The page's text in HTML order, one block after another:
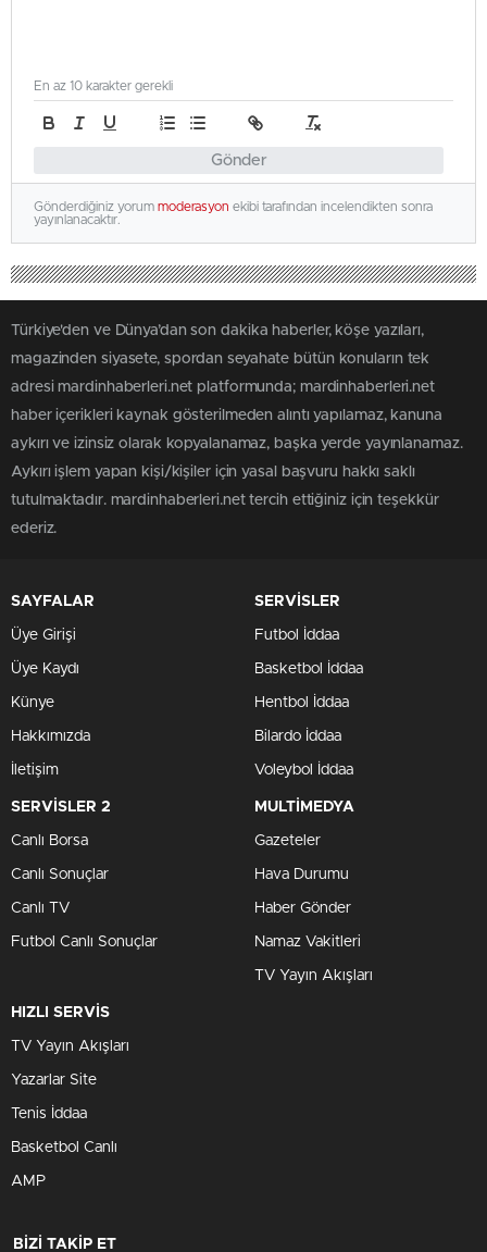
Gönder
En az 10 karakter gerekli
Gönderdiğiniz yorum moderasyon ekibi tarafından incelendikten sonra
yayınlanacaktır.
Türkiye'den ve Dünya’dan son dakika haberler, köşe yazıları,
magazinden siyasete, spordan seyahate bütün konuların tek
adresi mardinhaberleri.net platformunda; mardinhaberleri.net
haber içerikleri kaynak gösterilmeden alıntı yapılamaz, kanuna
aykırı ve izinsiz olarak kopyalanamaz, başka yerde yayınlanamaz.
Aykırı işlem yapan kişi/kişiler için yasal başvuru hakkı saklı
tutulmaktadır. mardinhaberleri.net tercih ettiğiniz için teşekkür
ederiz.
SAYFALAR
Üye Girişi
Üye Kaydı
Künye
Hakkımızda
İletişim
SERVİSLER
Futbol İddaa
Basketbol İddaa
Hentbol İddaa
Bilardo İddaa
Voleybol İddaa
SERVİSLER 2
Canlı Borsa
Canlı Sonuçlar
Canlı TV
Futbol Canlı Sonuçlar
MULTİMEDYA
Gazeteler
Hava Durumu
Haber Gönder
Namaz Vakitleri
TV Yayın Akışları
HIZLI SERVİS
TV Yayın Akışları
Yazarlar Site
Tenis İddaa
Basketbol Canlı
AMP
BİZİ TAKİP ET